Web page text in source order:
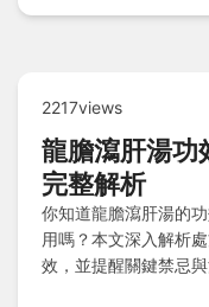
2217views
龍膽瀉肝湯功
完整解析
你知道龍膽瀉肝湯的
用嗎？本文深入解析
效，並提醒關鍵禁忌